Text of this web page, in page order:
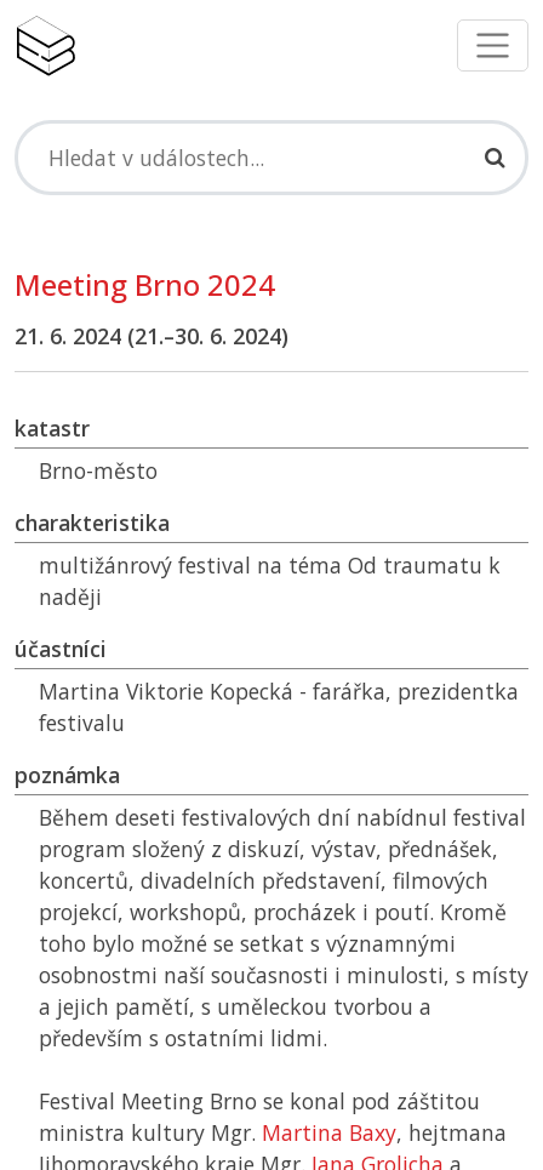
Meeting Brno 2024
21. 6. 2024 (21.–30. 6. 2024)
katastr
Brno-město
charakteristika
multižánrový festival na téma Od traumatu k
naději
účastníci
Martina Viktorie Kopecká - farářka, prezidentka
festivalu
poznámka
Během deseti festivalových dní nabídnul festival
program složený z diskuzí, výstav, přednášek,
koncertů, divadelních představení, filmových
projekcí, workshopů, procházek i poutí. Kromě
toho bylo možné se setkat s významnými
osobnostmi naší současnosti i minulosti, s místy
a jejich pamětí, s uměleckou tvorbou a
především s ostatními lidmi.
Festival Meeting Brno se konal pod záštitou
ministra kultury Mgr. Martina Baxy, hejtmana